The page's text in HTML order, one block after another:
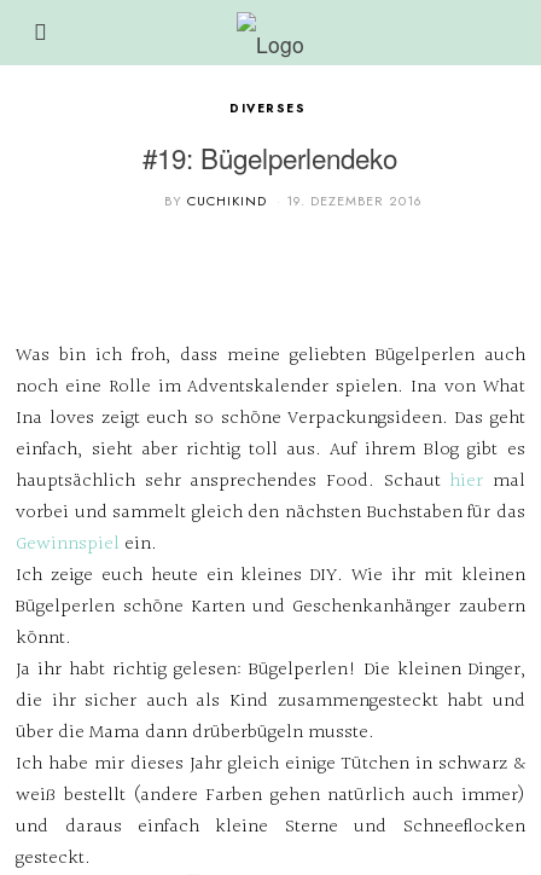
DIVERSES
#19: Bügelperlendeko
BY CUCHIKIND 19. DEZEMBER 2016
Was bin ich froh, dass meine geliebten Bügelperlen auch
noch eine Rolle im Adventskalender spielen. Ina von What
Ina loves zeigt euch so schöne Verpackungsideen. Das geht
einfach, sieht aber richtig toll aus. Auf ihrem Blog gibt es
hauptsächlich sehr ansprechendes Food. Schaut hier mal
vorbei und sammelt gleich den nächsten Buchstaben für das
Gewinnspiel ein.
Ich zeige euch heute ein kleines DIY. Wie ihr mit kleinen
Bügelperlen schöne Karten und Geschenkanhänger zaubern
könnt.
Ja ihr habt richtig gelesen: Bügelperlen! Die kleinen Dinger,
die ihr sicher auch als Kind zusammengesteckt habt und
über die Mama dann drüberbügeln musste.
Ich habe mir dieses Jahr gleich einige Tütchen in schwarz &
weiß bestellt (andere Farben gehen natürlich auch immer)
und daraus einfach kleine Sterne und Schneeflocken
gesteckt.